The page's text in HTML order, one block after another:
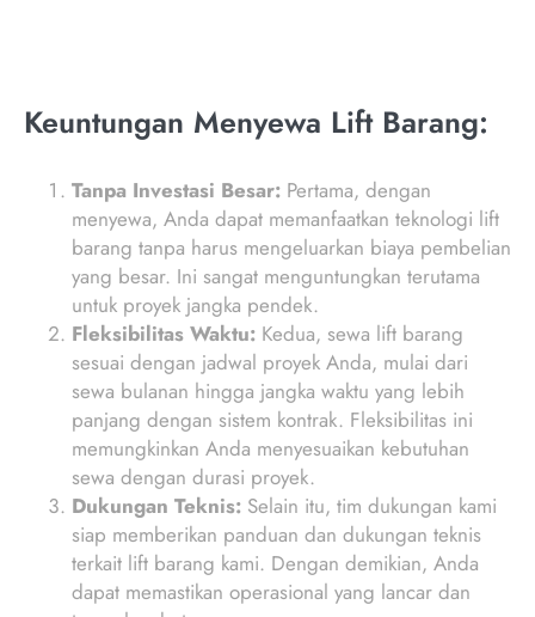
Keuntungan Menyewa Lift Barang:
Tanpa Investasi Besar: Pertama, dengan
menyewa, Anda dapat memanfaatkan teknologi lift
barang tanpa harus mengeluarkan biaya pembelian
yang besar. Ini sangat menguntungkan terutama
untuk proyek jangka pendek.
Fleksibilitas Waktu: Kedua, sewa lift barang
sesuai dengan jadwal proyek Anda, mulai dari
sewa bulanan hingga jangka waktu yang lebih
panjang dengan sistem kontrak. Fleksibilitas ini
memungkinkan Anda menyesuaikan kebutuhan
sewa dengan durasi proyek.
Dukungan Teknis: Selain itu, tim dukungan kami
siap memberikan panduan dan dukungan teknis
terkait lift barang kami. Dengan demikian, Anda
dapat memastikan operasional yang lancar dan